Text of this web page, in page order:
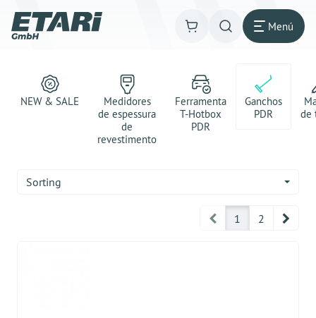
Menú
NEW & SALE
Medidores
de espessura
de
revestimento
Ferramenta
T-Hotbox
PDR
Ganchos
PDR
de
Sorting
Prev1 2